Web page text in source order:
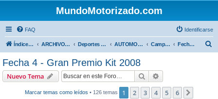
MundoMotorizado.com
FAQ Identificarse
Índice general ARCHIVO HASTA 2018 Deportes Internacionales AUTOMOVILISMO DE CENTROAMERICA Campeonato Centroamericano 2008 Fecha 4 - Gran Premio Kit 2008
Fecha 4 - Gran Premio Kit 2008
Nuevo Tema Buscar
Marcar temas como leídos • 126 temas 1 2 3 4 5 6